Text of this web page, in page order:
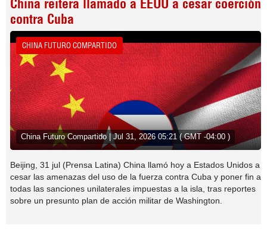
China reitera llamado a EEUU a cesar coerción
contra Cuba
CHINA FUTURO COMPARTIDO
China Futuro Compartido | Jul 31, 2026 05:21 ( GMT -04:00 )
Beijing, 31 jul (Prensa Latina) China llamó hoy a Estados Unidos a
cesar las amenazas del uso de la fuerza contra Cuba y poner fin a
todas las sanciones unilaterales impuestas a la isla, tras reportes
sobre un presunto plan de acción militar de Washington.